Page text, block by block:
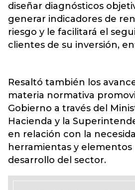
diseñar diagnósticos
generar indicadores de
riesgo y le facilitará el
clientes de su inversión,
Resaltó también los
materia normativa
Gobierno a través del
Hacienda y la
en relación con la
herramientas y elementos
desarrollo del sector.